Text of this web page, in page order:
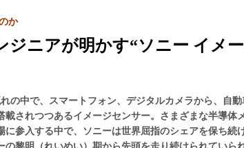
FPGA
読者調査（EE Times Research）
電源設計（EDN Japan）
エレクトロニクス入門（EDN
Japan）
雄介のエレ・組み込みプレイバ
流記
を「数字」で回してみよう
バズワード ～Behind the
ジニアが明かす“ソニー イメ
か
の中で、スマートフォン、デジタルカメラから、自
載されつつあるイメージセンサー。さまざまな半導体
に参入する中で、ソニーは世界屈指のシェアを保ち続